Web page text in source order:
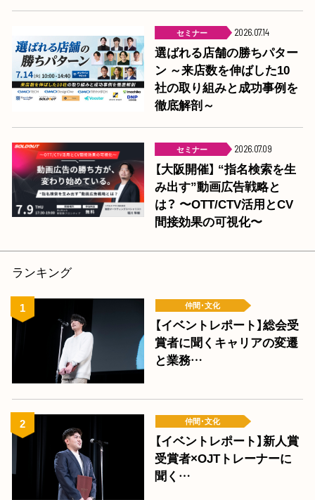
セミナー 2026.07.14
選ばれる店舗の勝ちパター
ン ～来店数を伸ばした10
社の取り組みと成功事例を
徹底解剖～
セミナー 2026.07.09
【大阪開催】 “指名検索を生
み出す”動画広告戦略と
は？ 〜OTT/CTV活用とCV
間接効果の可視化〜
ランキング
仲間･文化
【イベントレポート】総会受
賞者に聞くキャリアの変遷
と業務…
仲間･文化
【イベントレポート】新人賞
受賞者×OJTトレーナーに
聞く…